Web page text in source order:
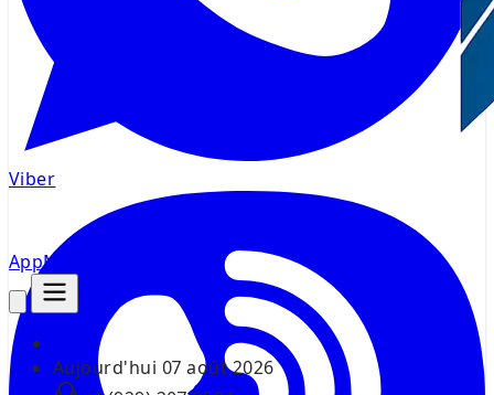
AppMsr
Aujourd'hui 07 août 2026
Viber